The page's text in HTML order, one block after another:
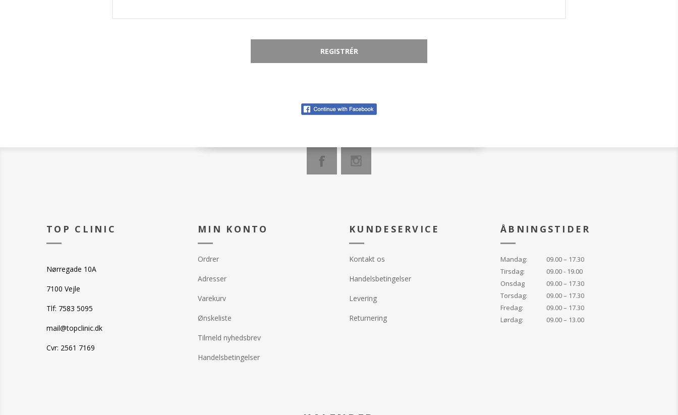
TOP CLINIC
Nørregade 10A
7100 Vejle
Tlf: 7583 5095
mail@topclinic.dk
Cvr: 2561 7169
MIN KONTO
Ordrer
Adresser
Varekurv
Ønskeliste
Tilmeld nyhedsbrev
Handelsbetingelser
KUNDESERVICE
Kontakt os
Handelsbetingelser
Levering
Returnering
ÅBNINGSTIDER
Mandag:
09.00 – 17.30
Tirsdag:
09.00 - 19.00
Onsdag
09.00 – 17.30
Torsdag:
09.00 – 17.30
Fredag:
09.00 – 17.30
Lørdag:
09.00 – 13.00